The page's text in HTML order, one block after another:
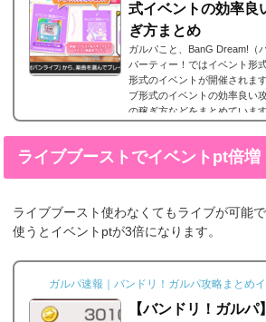
式イベントの効率良
ぎ方まとめ
ガルパこと、BanG Dream!（
パーティー！ではイベント形
形式のイベントが開催されま
ブ形式のイベントの効率良い
の稼ぎ方などをまとめていま
が同じくらい、近い数値のバ
ライブブーストでイベントpt倍増
ライブブースト使わなくてもライブが可能
使うとイベントptが3倍になります。
ガルパ速報｜バンドリ！ガルパ攻略まとめ
【バンドリ！ガル